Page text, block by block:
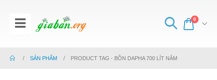
0
SẢN PHẨM PRODUCT TAG - BỒN DAPHA 700 LÍT NẰM